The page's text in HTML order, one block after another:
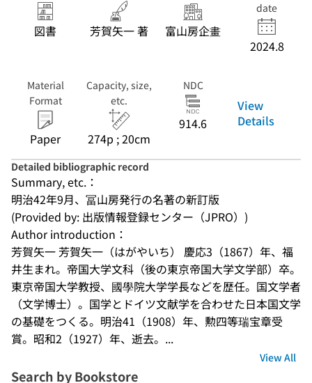
図書 芳賀矢一 著 富山房企畫
date
2024.8
Material
Format
Paper
Capacity, size,
etc.
274p ; 20cm
NDC
914.6
View
Details
Detailed bibliographic record
Summary, etc.：
明治42年9月、冨山房発行の名著の新訂版
(Provided by: 出版情報登録センター（JPRO）)
Author introduction：
芳賀矢一 芳賀矢一（はがやいち） 慶応3（1867）年、福
井生まれ。帝国大学文科（後の東京帝国大学文学部）卒。
東京帝国大学教授、國學院大学学長などを歴任。国文学者
（文学博士）。国学とドイツ文献学を合わせた日本国文学
の基礎をつくる。明治41（1908）年、勲四等瑞宝章受
賞。昭和2（1927）年、逝去。...
View All
Search by Bookstore